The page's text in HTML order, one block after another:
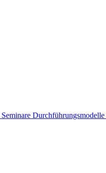
Seminare Durchführungsmodelle